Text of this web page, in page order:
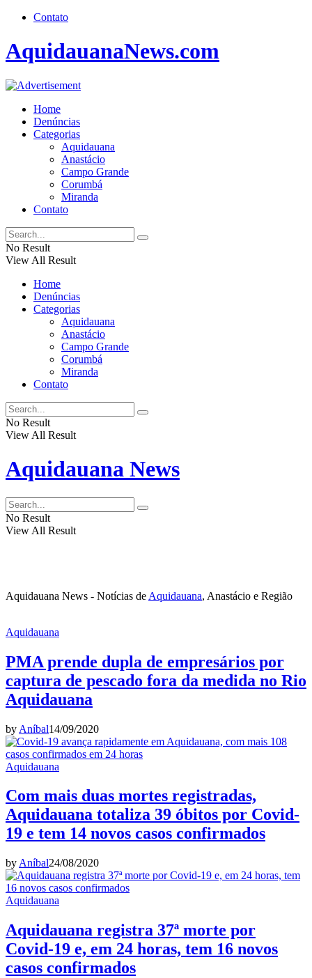
Contato
AquidauanaNews.com
Home
Denúncias
Categorias
Aquidauana
Anastácio
Campo Grande
Corumbá
Miranda
Contato
No Result
View All Result
Home
Denúncias
Categorias
Aquidauana
Anastácio
Campo Grande
Corumbá
Miranda
Contato
No Result
View All Result
Aquidauana News
No Result
View All Result
Aquidauana News - Notícias de Aquidauana, Anastácio e Região
Aquidauana
PMA prende dupla de empresários por
captura de pescado fora da medida no Rio
Aquidauana
by Aníbal14/09/2020
Aquidauana
Com mais duas mortes registradas,
Aquidauana totaliza 39 óbitos por Covid-
19 e tem 14 novos casos confirmados
by Aníbal24/08/2020
Aquidauana
Aquidauana registra 37ª morte por
Covid-19 e, em 24 horas, tem 16 novos
casos confirmados